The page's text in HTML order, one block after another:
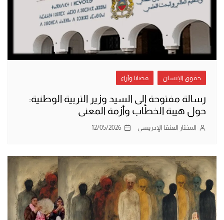
حقوق الإنسان قضايا وآراء
رسالة مفتوحة إلى السيد وزير التربية الوطنية:
حول هيبة الخطاب وأزمة المعنى
المختار العنقا الإدريسي 12/05/2026